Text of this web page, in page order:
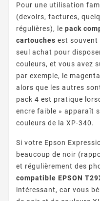
Pour une utilisation
(devoirs, factures,
régulières), le pack
cartouches est souvent
seul achat pour
couleurs, et vous avez
par exemple, le
alors que les autres
pack 4 est pratique
encre faible » apparaît
couleurs de la XP-340.
Si votre Epson
beaucoup de noir
et régulièrement des
compatible EPSON
intéressant, car vous